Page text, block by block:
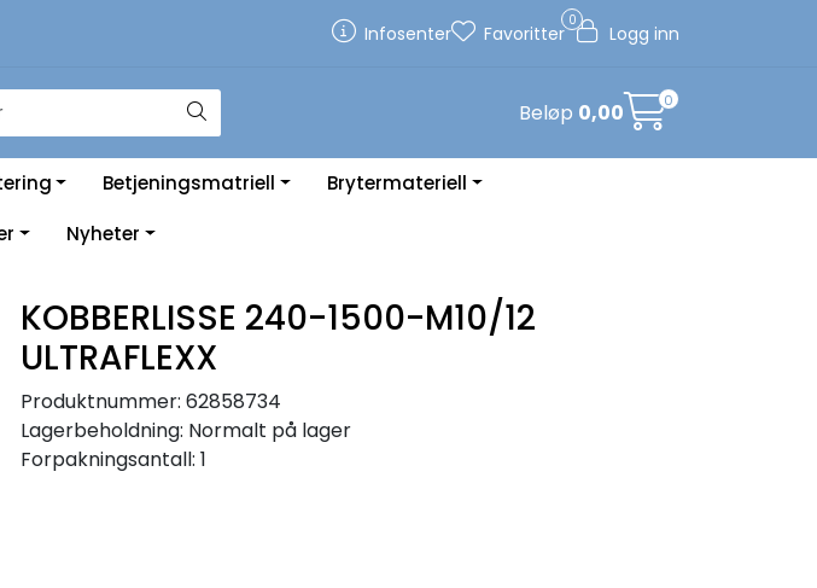
Infosenter
0
Favoritter Logg inn
Beløp 0,00 0
Betjeningsmatriell
Brytermateriell
Nyheter
KOBBERLISSE 240-1500-M10/12
ULTRAFLEXX
Produktnummer: 62858734
Lagerbeholdning: Normalt på lager
Forpakningsantall: 1